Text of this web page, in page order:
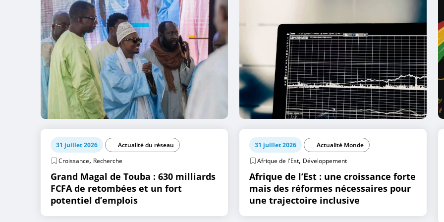
31 juillet 2026
Actualité du réseau
Croissance, Recherche
Grand Magal de Touba : 630 milliards
FCFA de retombées et un fort
potentiel d’emplois
31 juillet 2026
Actualité Monde
Afrique de l'Est, Développement
Afrique de l’Est : une croissance forte
mais des réformes nécessaires pour
une trajectoire inclusive